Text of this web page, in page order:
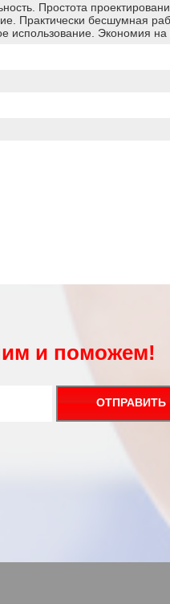
Простота
Практически бесшумная
использование. Экономия на
и поможем!
ОТПРАВИТЬ